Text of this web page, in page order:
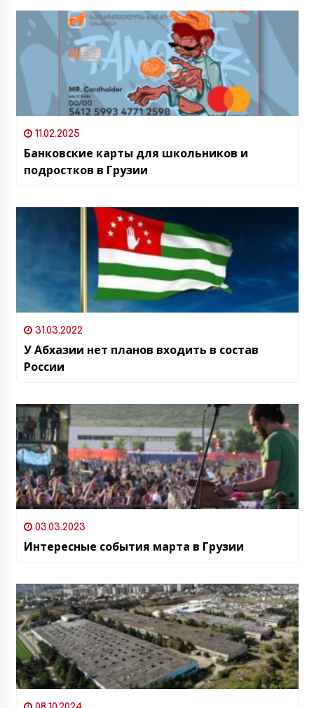
11.02.2025
Банковские карты для школьников и
подростков в Грузии
31.03.2022
У Абхазии нет планов входить в состав
России
03.03.2023
Интересные события марта в Грузии